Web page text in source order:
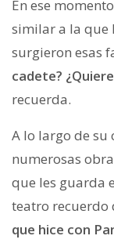
En ese
similar a la que
surgieron esas
cadete?
recuerda.
A lo largo de su
numerosas
que les guarda
teatro recuerdo
que hice con